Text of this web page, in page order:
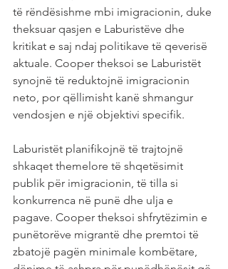
të rëndësishme mbi imigracionin, duke
theksuar qasjen e Laburistëve dhe
kritikat e saj ndaj politikave të qeverisë
aktuale. Cooper theksoi se Laburistët
synojnë të reduktojnë imigracionin
neto, por qëllimisht kanë shmangur
vendosjen e një objektivi specifik.
Laburistët planifikojnë të trajtojnë
shkaqet themelore të shqetësimit
publik për imigracionin, të tilla si
konkurrenca në punë dhe ulja e
pagave. Cooper theksoi shfrytëzimin e
punëtorëve migrantë dhe premtoi të
zbatojë pagën minimale kombëtare,